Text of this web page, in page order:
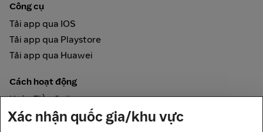
Công cụ
Tải app qua IOS
Tải app qua Playstore
Tải app qua Huawei
Cách hoạt động
Hoàn Tiền Online
Được đảm bảo bởi
Xác nhận quốc gia/khu vực